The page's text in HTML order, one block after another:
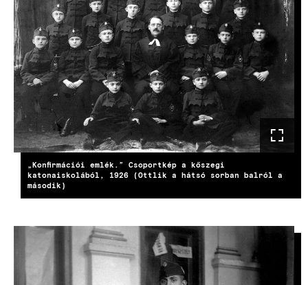
„Konfirmációi emlék.” Csoportkép a kőszegi
katonaiskolából, 1926 (Ottlik a hátsó sorban balról a
második)
KÉP